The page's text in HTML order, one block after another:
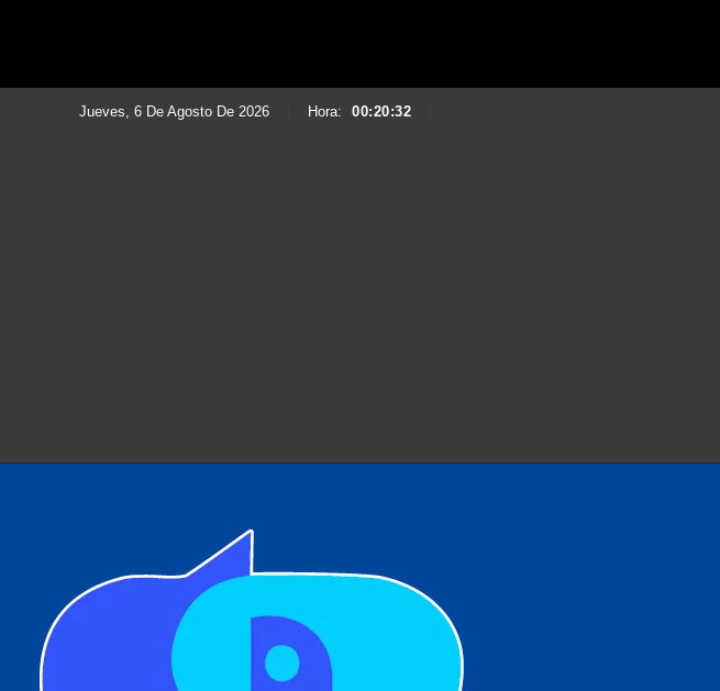
Jueves, 6 De Agosto De 2026 Hora: 00:20:34